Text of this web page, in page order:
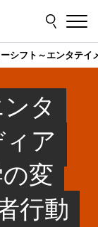
シフト～エンタテイ
タ
ア
変
行動